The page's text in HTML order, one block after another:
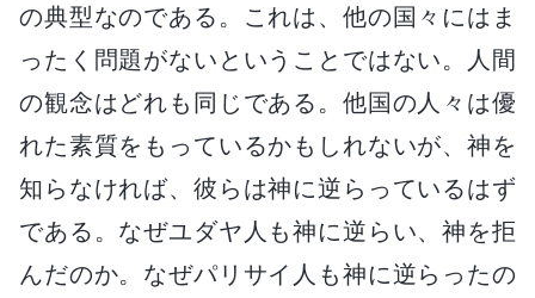
の典型なのである。これは、他の国々にはま
ったく問題がないということではない。人間
の観念はどれも同じである。他国の人々は優
れた素質をもっているかもしれないが、神を
知らなければ、彼らは神に逆らっているはず
である。なぜユダヤ人も神に逆らい、神を拒
んだのか。なぜパリサイ人も神に逆らったの